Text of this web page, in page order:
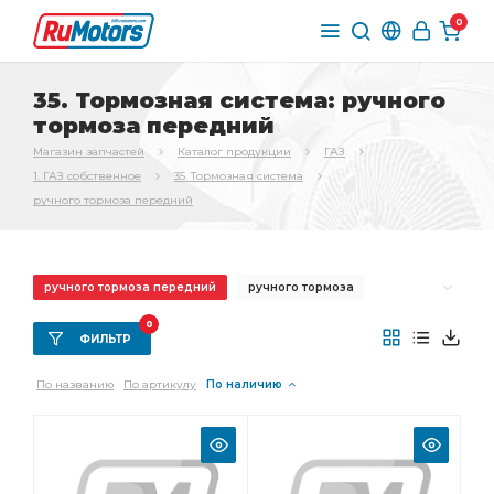
0
35. Тормозная система: ручного
тормоза передний
Магазин запчастей Каталог продукции
ГАЗ
1. ГАЗ собственное
35. Тормозная система
ручного тормоза передний
ручного тормоза передний ручного тормоза
переднего тормоза
Трос ручного тормоза
стояночного тормоза Колодка тормоза
заднего тормоза
Тормоз задний главного цилиндра
ФИЛЬТР
0
По названию По артикулу По наличию